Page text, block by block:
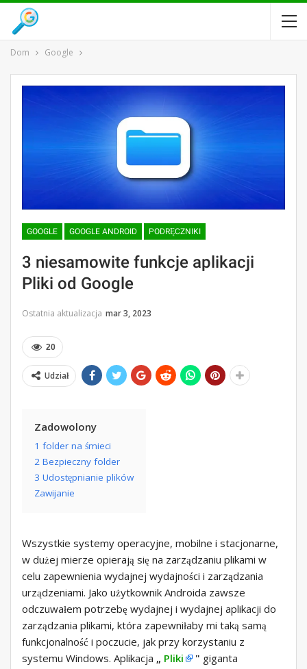
Dom Google
GOOGLE GOOGLE ANDROID PODRĘCZNIKI
3 niesamowite funkcje aplikacji
Pliki od Google
Ostatnia aktualizacja mar 3, 2023
20
Udział
Zadowolony
1 folder na śmieci
2 Bezpieczny folder
3 Udostępnianie plików
Zawijanie
Wszystkie systemy operacyjne, mobilne i stacjonarne,
w dużej mierze opierają się na zarządzaniu plikami w
celu zapewnienia wydajnej wydajności i zarządzania
urządzeniami. Jako użytkownik Androida zawsze
odczuwałem potrzebę wydajnej i wydajnej aplikacji do
zarządzania plikami, która zapewniłaby mi taką samą
funkcjonalność i poczucie, jak przy korzystaniu z
systemu Windows. Aplikacja „ Pliki " giganta